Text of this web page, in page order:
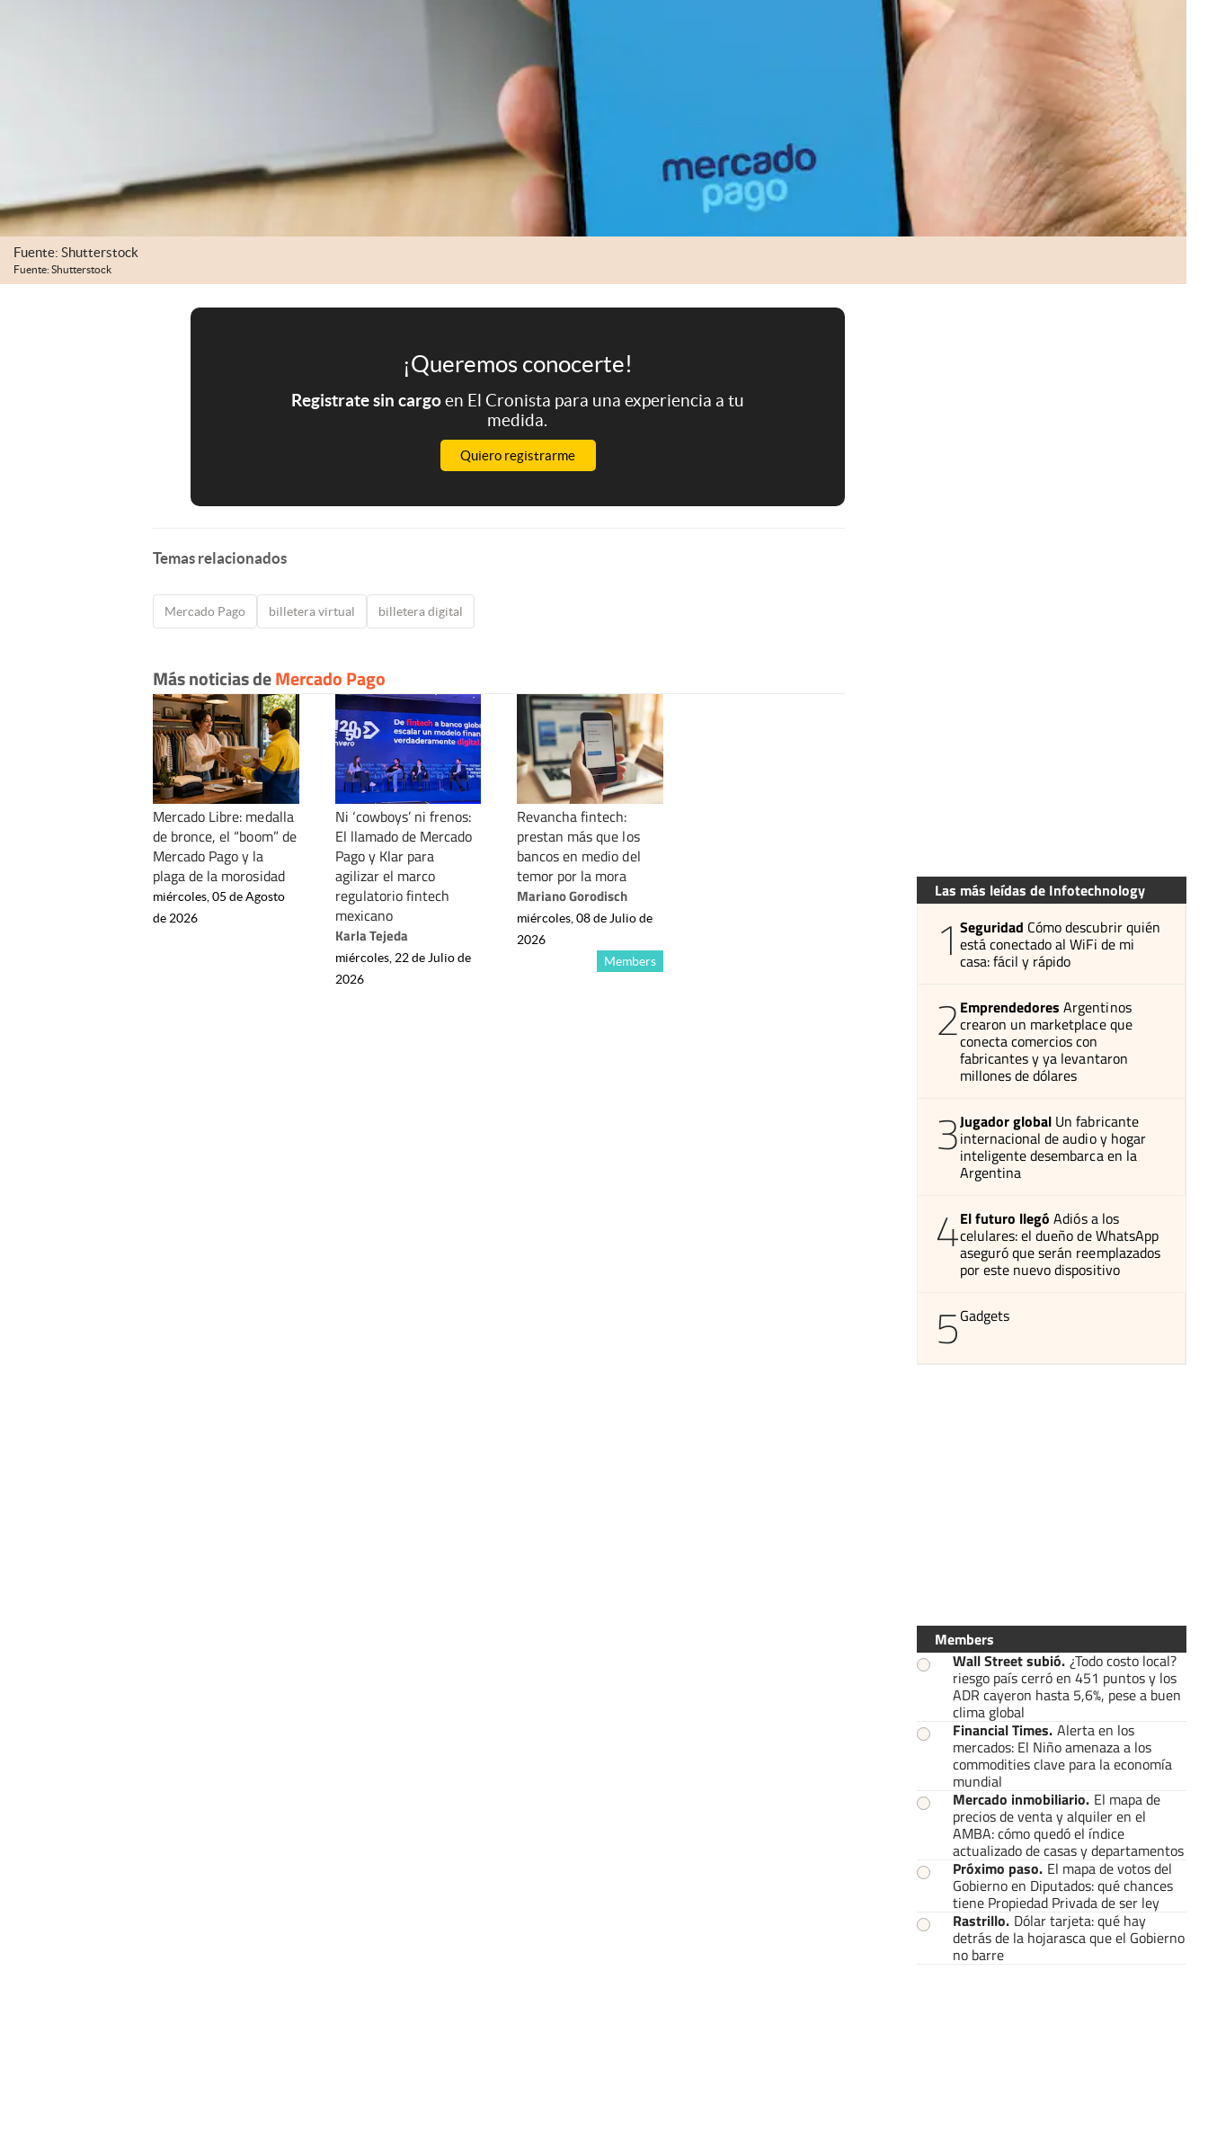
Fuente: Shutterstock
Fuente: Shutterstock
¡Queremos conocerte!
Registrate sin cargoen El Cronista para una experiencia a tu
medida.
Quiero registrarme
Temas relacionados
Mercado Pago billetera virtual billetera digital
Más noticias deMercado Pago
Mercado Libre: medalla
de bronce, el “boom” de
Mercado Pago y la
plaga de la morosidad
miércoles, 05 de Agosto
de 2026
Ni ‘cowboys’ ni frenos:
El llamado de Mercado
Pago y Klar para
agilizar el marco
regulatorio fintech
mexicano
Karla Tejeda
miércoles, 22 de Julio de
2026
Revancha fintech:
prestan más que los
bancos en medio del
temor por la mora
Mariano Gorodisch
Members
miércoles, 08 de Julio de
2026
Las más leídas de Infotechnology
1 Seguridad Cómo descubrir quién
está conectado al WiFi de mi
casa: fácil y rápido
2Emprendedores Argentinos
crearon un marketplace que
conecta comercios con
fabricantes y ya levantaron
millones de dólares
3Jugador global Un fabricante
internacional de audio y hogar
inteligente desembarca en la
Argentina
4El futuro llegó Adiós a los
celulares: el dueño de WhatsApp
aseguró que serán reemplazados
por este nuevo dispositivo
5Gadgets
Members
Wall Street subió. ¿Todo costo local?
riesgo país cerró en 451 puntos y los
ADR cayeron hasta 5,6%, pese a buen
clima global
Financial Times. Alerta en los
mercados: El Niño amenaza a los
commodities clave para la economía
mundial
Mercado inmobiliario. El mapa de
precios de venta y alquiler en el
AMBA: cómo quedó el índice
actualizado de casas y departamentos
Próximo paso. El mapa de votos del
Gobierno en Diputados: qué chances
tiene Propiedad Privada de ser ley
Rastrillo. Dólar tarjeta: qué hay
detrás de la hojarasca que el Gobierno
no barre